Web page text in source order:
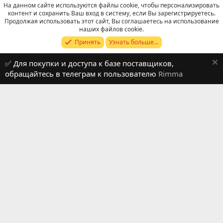
Russian (RU)
Обратная связь
Условия и правила
Политика конфиденциальности
Помощь
R
На данном сайте используются файлы cookie, чтобы персонализировать
контент и сохранить Ваш вход в систему, если Вы зарегистрируетесь.
Продолжая использовать этот сайт, Вы соглашаетесь на использование
наших файлов cookie.
Принять
Узнать больше...
✅ Для покупки и доступа к базе поставщиков,
обращайтесь в телеграм к пользователю Rimma